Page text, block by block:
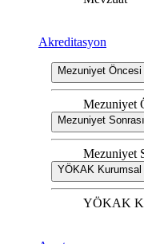
Akreditasyon
Mezuniyet
Mezuniyet
Mezuniyet
Mezuniyet
YÖKAK
YÖKAK